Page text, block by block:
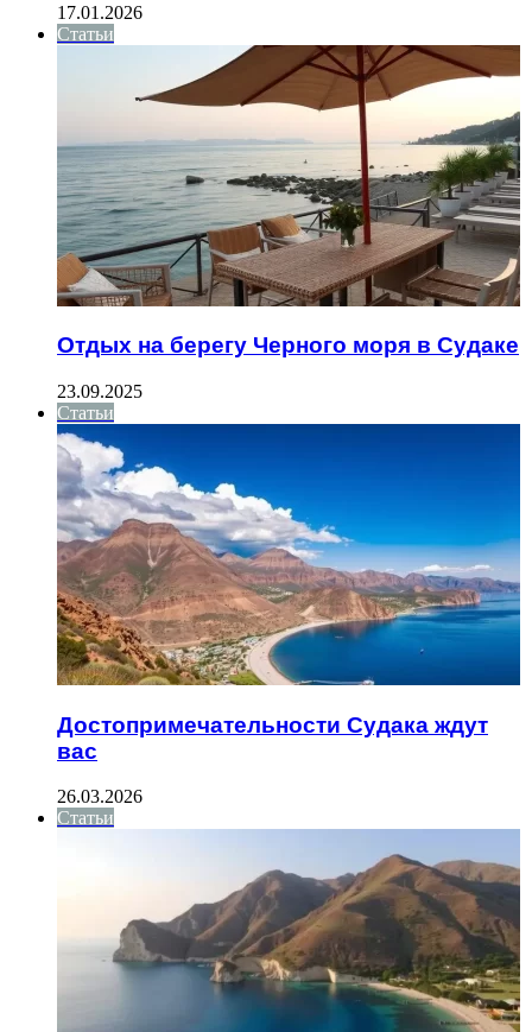
17.01.2026
Статьи
Отдых на берегу Черного моря в Судаке
23.09.2025
Статьи
Достопримечательности Судака ждут
вас
26.03.2026
Статьи